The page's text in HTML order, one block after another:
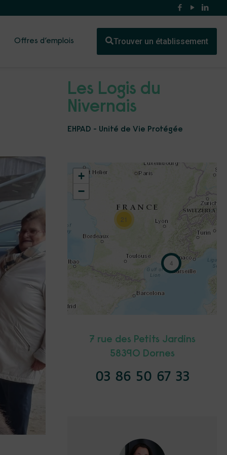
Offres d’emplois Trouver un établissement
Les Logis du
Nivernais
EHPAD - Unité de Vie Protégée
21
4
+
−
7 rue des Petits Jardins
58390 Dornes
03 86 50 67 33